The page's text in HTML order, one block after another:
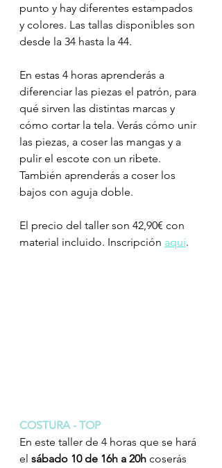
punto y hay diferentes estampados
y colores. Las tallas disponibles son
desde la 34 hasta la 44.
En estas 4 horas aprenderás a
diferenciar las piezas el patrón, para
qué sirven las distintas marcas y
cómo cortar la tela. Verás cómo unir
las piezas, a coser las mangas y a
pulir el escote con un ribete.
También aprenderás a coser los
bajos con aguja doble.
El precio del taller son 42,90€ con
material incluido. Inscripción aquí.
COSTURA - TOP
En este taller de 4 horas que se hará
el sábado 10 de 16h a 20h coserás